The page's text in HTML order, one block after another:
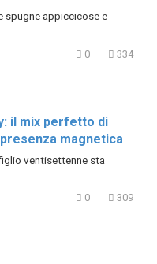
spugne appiccicose e
0 334
il mix perfetto di
magnetica
ventisettenne sta
0 309